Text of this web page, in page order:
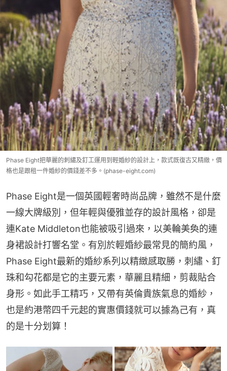
Phase Eight把華麗的刺繡及釘工運用到輕婚紗的設計上，款式既復古又精緻，價
格也是跟租一件婚紗的價錢差不多。(phase-eight.com)
Phase Eight是一個英國輕奢時尚品牌，雖然不是什麼
一線大牌級別，但年輕與優雅並存的設計風格，卻是
連Kate Middleton也能被吸引過來，以美輪美奐的連
身裙設計打響名堂。有別於輕婚紗最常見的簡約風，
Phase Eight最新的婚紗系列以精緻感取勝，刺繡、釘
珠和勾花都是它的主要元素，華麗且精細，剪裁貼合
身形。如此手工精巧，又帶有英倫貴族氣息的婚紗，
也是約港幣四千元起的實惠價錢就可以據為己有，真
的是十分划算！